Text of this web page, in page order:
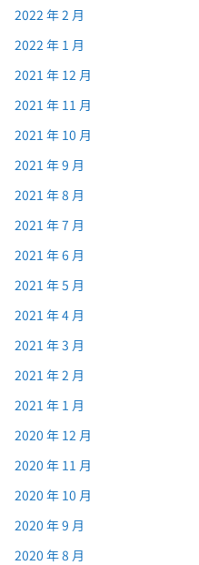
2022 年 2 月
2022 年 1 月
2021 年 12 月
2021 年 11 月
2021 年 10 月
2021 年 9 月
2021 年 8 月
2021 年 7 月
2021 年 6 月
2021 年 5 月
2021 年 4 月
2021 年 3 月
2021 年 2 月
2021 年 1 月
2020 年 12 月
2020 年 11 月
2020 年 10 月
2020 年 9 月
2020 年 8 月